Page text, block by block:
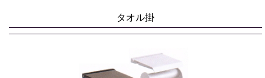
タオル掛